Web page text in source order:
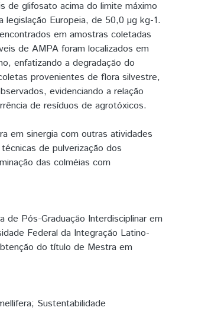
de glifosato acima do limite máximo
Europeia, de 50,0 µg kg-1.
em amostras coletadas
de AMPA foram localizados em
enfatizando a degradação do
provenientes de flora silvestre,
evidenciando a relação
de resíduos de agrotóxicos.
em sinergia com outras atividades
de pulverização dos
das colméias com
de Pós-Graduação Interdisciplinar em
Federal da Integração Latino-
do título de Mestra em
Sustentabilidade